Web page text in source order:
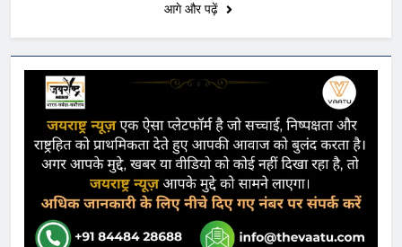
आगे और पढ़ें